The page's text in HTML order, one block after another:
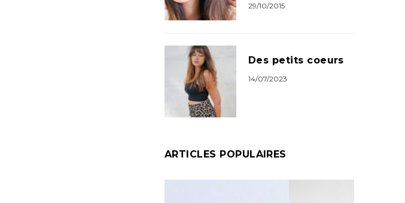
29/10/2015
Des petits coeurs
14/07/2023
ARTICLES POPULAIRES